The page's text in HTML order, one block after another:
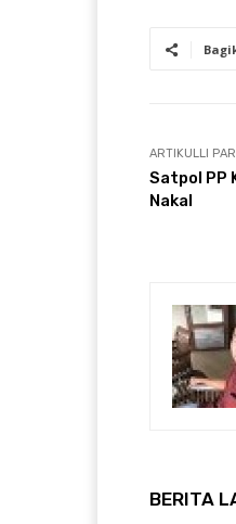
ARTIKULLI
Satpol PP
Nakal
BERITA